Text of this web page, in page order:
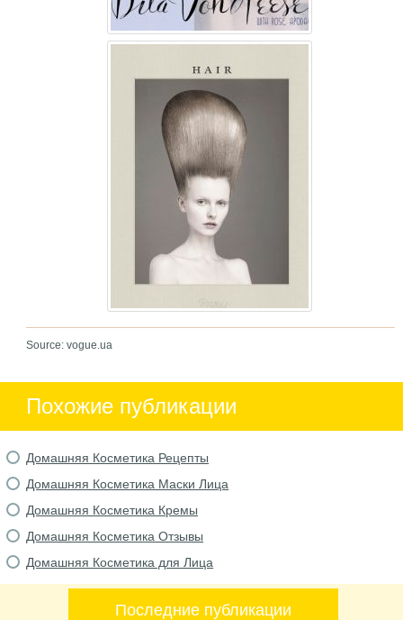
Source: vogue.ua
Похожие публикации
Домашняя Косметика Рецепты
Домашняя Косметика Маски Лица
Домашняя Косметика Кремы
Домашняя Косметика Отзывы
Домашняя Косметика для Лица
Последние публикации